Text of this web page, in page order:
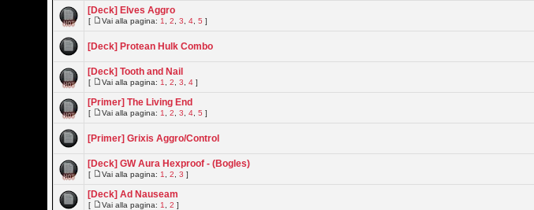
[Deck] Elves Aggro
[ Vai alla pagina: 1 ,2 ,3 ,4 ,5 ]
[Deck] Protean Hulk Combo
[Deck] Tooth and Nail
[ Vai alla pagina: 1 ,2 ,3 ,4 ]
[Primer] The Living End
[ Vai alla pagina: 1 ,2 ,3 ,4 ,5 ]
[Primer] Grixis Aggro/Control
[Deck] GW Aura Hexproof - (Bogles)
[ Vai alla pagina: 1 ,2 ,3 ]
[Deck] Ad Nauseam
[ Vai alla pagina: 1 ,2 ]